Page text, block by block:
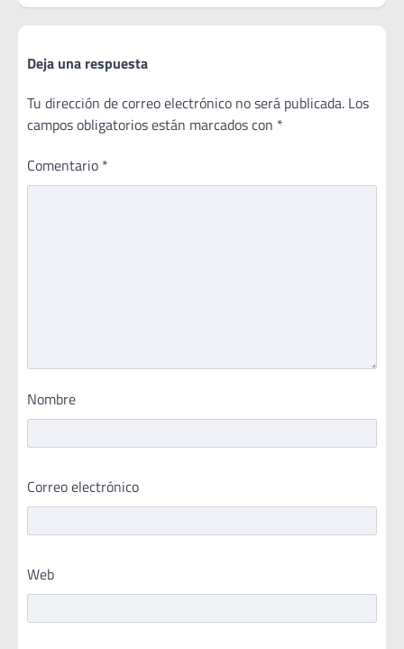
Deja una respuesta
Tu dirección de correo electrónico no será publicada. Los
campos obligatorios están marcados con *
Comentario *
Nombre
Correo electrónico
Web